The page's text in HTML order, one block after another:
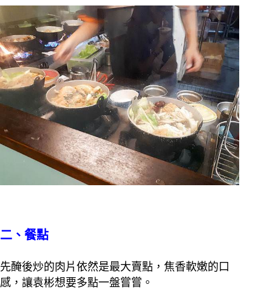
二、餐點
先醃後炒的肉片依然是最大賣點，焦香軟嫩的口
感，讓袁彬想要多點一盤嘗嘗。